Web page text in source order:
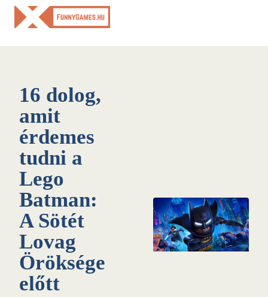
Skip
16 dolog,
amit
érdemes
tudni a
Lego
Batman:
A Sötét
Lovag
Öröksége
előtt